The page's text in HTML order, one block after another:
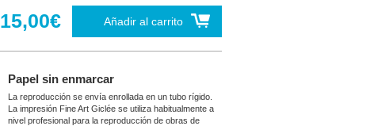
Añadir al carrito
15,00€
Papel sin enmarcar
La reproducción se envía enrollada en un tubo rígido.
La impresión Fine Art Giclée se utiliza habitualmente a
nivel profesional para la reproducción de obras de